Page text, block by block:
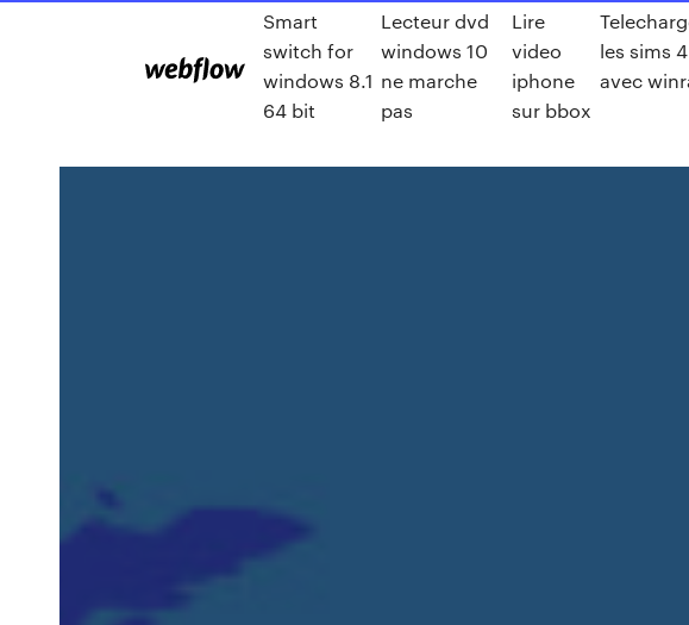
Smart
switch for
windows 8.1
64 bit
Lecteur dvd
windows 10
ne marche
pas
Lire
video
iphone
sur bbox
les sims 4
avec